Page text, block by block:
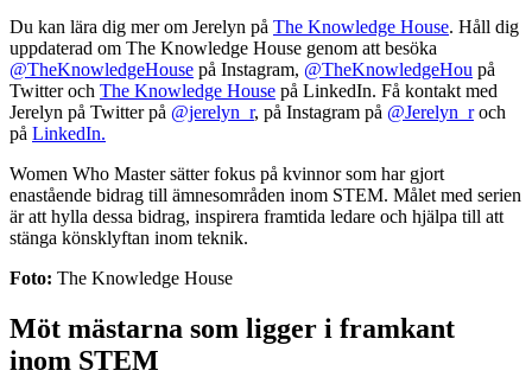
Du kan lära dig mer om Jerelyn på The Knowledge House. Håll dig
uppdaterad om The Knowledge House genom att besöka
@TheKnowledgeHouse på Instagram, @TheKnowledgeHou på
Twitter och The Knowledge House på LinkedIn. Få kontakt med
Jerelyn på Twitter på @jerelyn_r, på Instagram på @Jerelyn_roch
på LinkedIn.
Women Who Master sätter fokus på kvinnor som har gjort
enastående bidrag till ämnesområden inom STEM. Målet med serien
är att hylla dessa bidrag, inspirera framtida ledare och hjälpa till att
stänga könsklyftan inom teknik.
Foto: The Knowledge House
Möt mästarna som ligger i framkant
inom STEM